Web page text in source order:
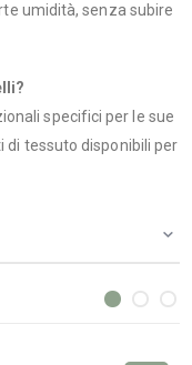
umidità, senza subire
specifici per le sue
di tessuto disponibili per